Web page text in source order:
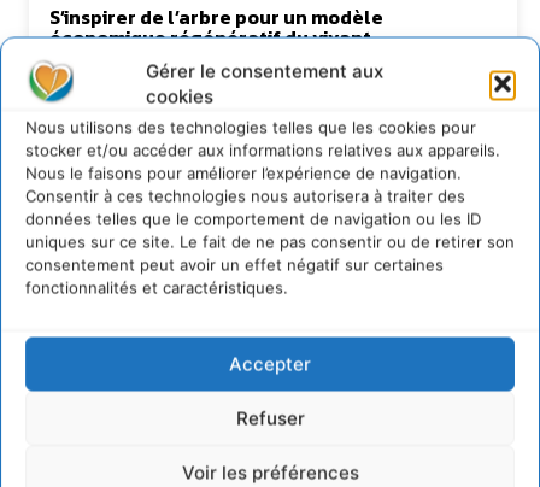
Gérer le consentement aux
cookies
Nous utilisons des technologies telles que les cookies pour
stocker et/ou accéder aux informations relatives aux appareils.
Nous le faisons pour améliorer l’expérience de navigation.
Consentir à ces technologies nous autorisera à traiter des
données telles que le comportement de navigation ou les ID
uniques sur ce site. Le fait de ne pas consentir ou de retirer son
consentement peut avoir un effet négatif sur certaines
fonctionnalités et caractéristiques.
Accepter
Refuser
Voir les préférences
S’inspirer de l’arbre pour un modèle
économique régénératif du vivant …
5 août 2026
IPBES : le « GIEC de la biodiversité » appelle les
entreprises à devenir des alliées du vivant
4 août 2026
Newsletter
JE M'ABONNE